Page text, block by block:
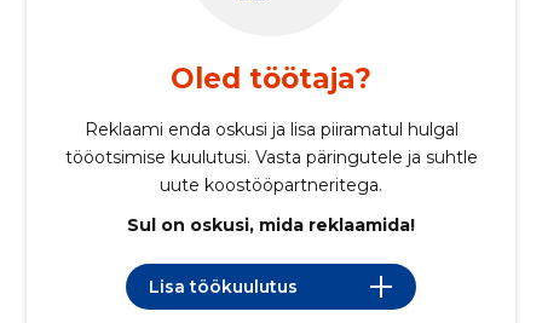
Oled töötaja?
Reklaami enda oskusi ja lisa piiramatul hulgal
tööotsimise kuulutusi. Vasta päringutele ja suhtle
uute koostööpartneritega.
Sul on oskusi, mida reklaamida!
Lisa töökuulutus